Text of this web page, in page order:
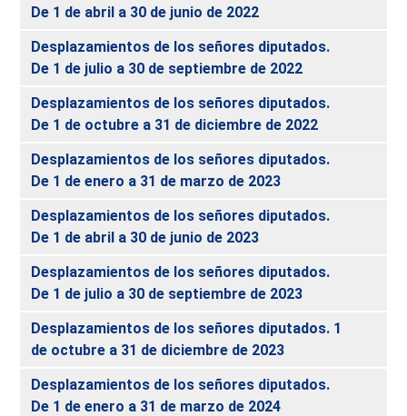
De 1 de abril a 30 de junio de 2022
Desplazamientos de los señores diputados.
De 1 de julio a 30 de septiembre de 2022
Desplazamientos de los señores diputados.
De 1 de octubre a 31 de diciembre de 2022
Desplazamientos de los señores diputados.
De 1 de enero a 31 de marzo de 2023
Desplazamientos de los señores diputados.
De 1 de abril a 30 de junio de 2023
Desplazamientos de los señores diputados.
De 1 de julio a 30 de septiembre de 2023
Desplazamientos de los señores diputados. 1
de octubre a 31 de diciembre de 2023
Desplazamientos de los señores diputados.
De 1 de enero a 31 de marzo de 2024